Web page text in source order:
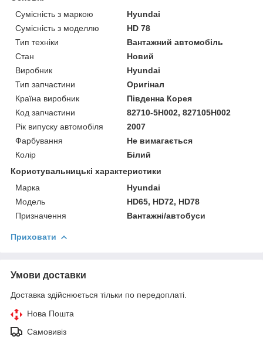
Сумісність з маркою
Hyundai
Сумісність з моделлю
HD 78
Тип техніки
Вантажний автомобіль
Стан
Новий
Виробник
Hyundai
Тип запчастини
Оригінал
Країна виробник
Південна Корея
Код запчастини
82710-5H002, 827105H002
Рік випуску автомобіля
2007
Фарбування
Не вимагається
Колір
Білий
Користувальницькі характеристики
Марка
Hyundai
Модель
HD65, HD72, HD78
Призначення
Вантажні/автобуси
Приховати
Умови доставки
Доставка здійснюється тільки по передоплаті.
Нова Пошта
Самовивіз